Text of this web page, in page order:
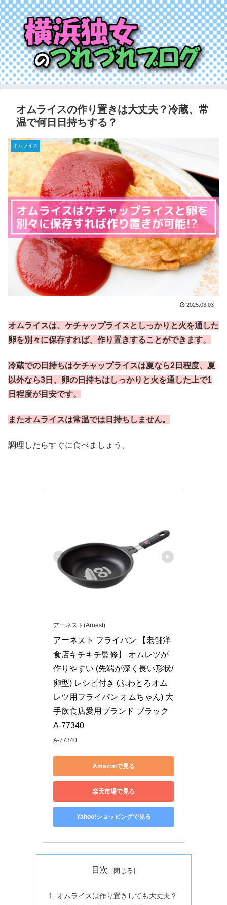
オムライスの作り置きは大丈夫？冷蔵、常
温で何日日持ちする？
オムライス
2025.03.03
オムライスは、ケチャップライスとしっかりと火を通した
卵を別々に保存すれば、作り置きすることができます。
冷蔵での日持ちはケチャップライスは夏なら2日程度、夏
以外なら3日、卵の日持ちはしっかりと火を通した上で1
日程度が目安です。
またオムライスは常温では日持ちしません。
調理したらすぐに食べましょう。
アーネスト(Arnest)
アーネスト フライパン 【老舗洋
食店キチキチ監修】 オムレツが
作りやすい (先端が深く長い形状/
卵型) レシピ付き (ふわとろオム
レツ用フライパン オムちゃん) 大
手飲食店愛用ブランド ブラック
A-77340
A-77340
Amazonで見る
楽天市場で見る
Yahoo!ショッピングで見る
目次
オムライスは作り置きしても大丈夫？